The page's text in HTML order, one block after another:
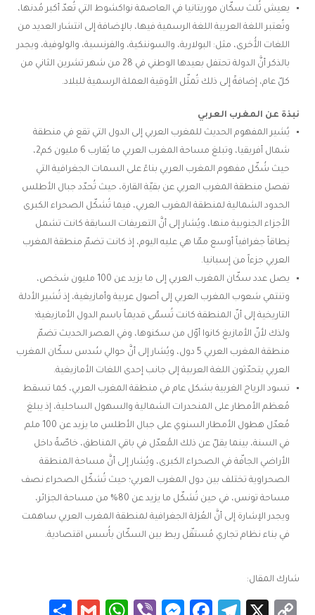
يعيش ثُلث سكّان موريتانيا في العاصمة نواكشوط التي تُعدّ أكبر مُدنها،
وتُعتبر اللغة العربية اللغة الرسمية فيها، بالإضافة إلى انتشار العديد من
اللغات الأُخرى، مثل: البولارية، والسوننكية، والفرنسية، والولوفية، ويجدر
بالذكر أنَّ الدولة تحتفل بعيدها الوطني في 28 من شهر تشرين الثاني من
كلّ عام، إضافةً إلى ذلك تُمثّل الأوقية العملة الرسمية للبلاد.
نبذة عن المغرب العربي
يُشير المفهوم الحديث للمغرب العربي إلى الدول التي تقع في منطقة
شمال أفريقيا، وتبلغ مساحة المغرب العربي ما يُقارب 6 مليون كم2،
حيث شُكّل مفهوم المغرب العربي بناءً على السمات الجغرافية التي
تفصل منطقة المغرب العربي عن بقيّة القارة، حيث تُحدّد جبال الأطلس
الحدود الشمالية لمنطقة المغرب العربي، فيما تُشكّل الصحراء الكبرى
الأجزاء الجنوبية منها، ويُشار إلى أنَّ التعريفات السابقة كانت تشمل
نِطاقاً جغرافياً أوسع ممّا هي عليه اليوم، إذ كانت تضمّ منطقة المغرب
العربي جزءاً من إسبانيا.
يصل عدد سكّان المغرب العربي إلى ما يزيد عن 100 مليون شخص،
وتنتمي شعوب المغرب العربي إلى أصول عربية وأمازيغية، إذ تُشير الأدلة
التاريخية إلى أنّ المنطقة كانت تُسمّى قديماً باسم الدول الأمازيغية؛
ولذك لأنّ الأمازيغ كانوا أوّل من سكنوها، وفي العصر الحديث تضمّ
منطقة المغرب العربي 5 دول، ويُشار إلى أنَّ حوالي سُدس سكّان المغرب
العربي يتحدّثون اللغة العربية إلى جانب إحدى اللغات الأمازيغية.
تسود الرياح الغربية بشكل عام في منطقة المغرب العربي، كما تسقط
مُعظم الأمطار على المنحدرات الشمالية والسهول الساحلية، إذ يبلغ
مُعدّل هطول الأمطار السنوي على جبال الأطلس ما يزيد عن 100 ملم
في السنة، بينما يقلّ عن ذلك المُعدّل في باقي المناطق، خاصّةً داخل
الأراضي الجافّة في الصحراء الكبرى، ويُشار إلى أنَّ مساحة المنطقة
الصحراوية تختلف بين دول المغرب العربي؛ حيث تُشكّل الصحراء نصف
مساحة تونس، في حين تُشكّل ما يزيد عن 80% من مساحة الجزائر،
ويجدر الإشارة إلى أنَّ العُزلة الجغرافية لمنطقة المغرب العربي ساهمت
في بناء نظام تجاري مُستقّل ربط بين السكّان بأُسس اقتصادية.
شارك المقال: